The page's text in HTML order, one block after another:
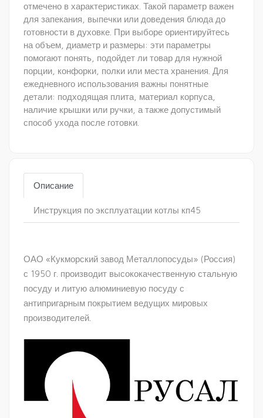
отмечено в характеристиках. Такой параметр важен
для запекания, выпечки или доведения блюда до
готовности в духовке. При выборе ориентируйтесь
на объем, диаметр и размеры: эти параметры
помогают понять, подойдет ли товар для нужной
порции, конфорки, полки или места хранения. Для
ежедневного использования важны понятные
детали: подходящая плита, материал корпуса,
наличие крышки или ручки, а также допустимый
способ ухода после готовки.
Описание
Инструкция по эксплуатации котлы кп45
ОАО «Кукморский завод Металлопосуды» (Россия)
с 1950 г. производит высококачественную стальную
посуду и литую алюминиевую посуду с
антипригарным покрытием ведущих мировых
производителей.